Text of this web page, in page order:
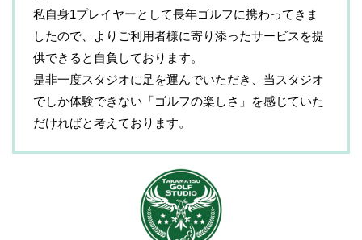
私自身1プレイヤーとして長年ゴルフに携わってきま
したので、よりご利用者様に寄り添ったサービスを提
供できると自負しております。
是非一度スタジオに足を運んでいただき、当スタジオ
でしか体験できない「ゴルフの楽しさ」を感じていた
だければと考えております。